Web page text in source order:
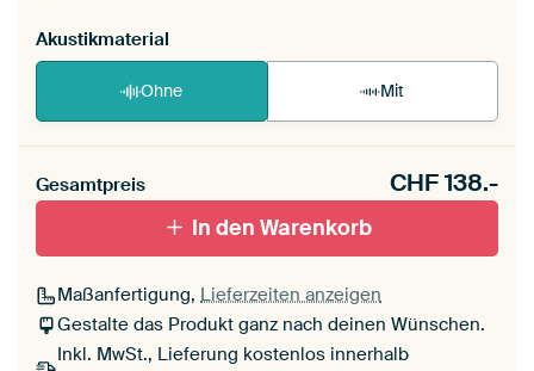
Akustikmaterial
Ohne Mit
Gesamtpreis CHF138.-
In den Warenkorb
Maßanfertigung, Lieferzeiten anzeigen
Gestalte das Produkt ganz nach deinen Wünschen.
Inkl. MwSt., Lieferung kostenlos innerhalb